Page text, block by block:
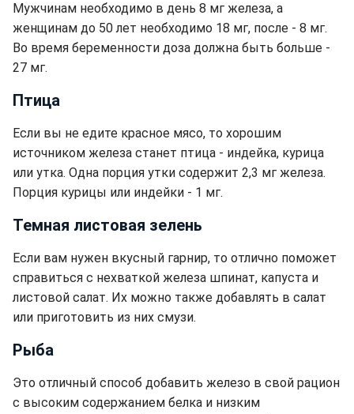
Мужчинам необходимо в день 8 мг железа, а
женщинам до 50 лет необходимо 18 мг, после - 8 мг.
Во время беременности доза должна быть больше -
27 мг.
Птица
Если вы не едите красное мясо, то хорошим
источником железа станет птица - индейка, курица
или утка. Одна порция утки содержит 2,3 мг железа.
Порция курицы или индейки - 1 мг.
Темная листовая зелень
Если вам нужен вкусный гарнир, то отлично поможет
справиться с нехваткой железа шпинат, капуста и
листовой салат. Их можно также добавлять в салат
или приготовить из них смузи.
Рыба
Это отличный способ добавить железо в свой рацион
с высоким содержанием белка и низким